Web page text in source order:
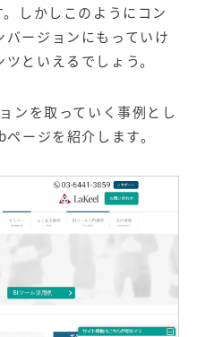
しかしこのようにコン
ージョンにもっていけ
といえるでしょう。
ンを取っていく事例とし
ージを紹介します。